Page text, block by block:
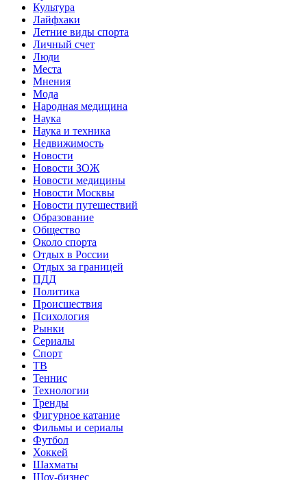
Культура
Лайфхаки
Летние виды спорта
Личный счет
Люди
Места
Мнения
Мода
Народная медицина
Наука
Наука и техника
Недвижимость
Новости
Новости ЗОЖ
Новости медицины
Новости Москвы
Новости путешествий
Образование
Общество
Около спорта
Отдых в России
Отдых за границей
ПДД
Политика
Происшествия
Психология
Рынки
Сериалы
Спорт
ТВ
Теннис
Технологии
Тренды
Фигурное катание
Фильмы и сериалы
Футбол
Хоккей
Шахматы
Шоу-бизнес